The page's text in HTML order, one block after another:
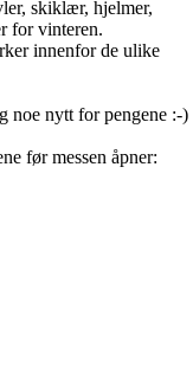
skiklær, hjelmer,
for vinteren.
innenfor de ulike
noe nytt for pengene :-)
før messen åpner: